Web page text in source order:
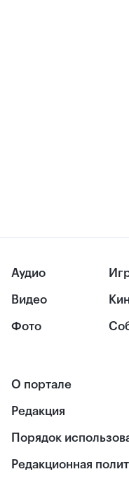
Аудио
Видео
Фото
О портале
Редакция
Порядок
Редакционная